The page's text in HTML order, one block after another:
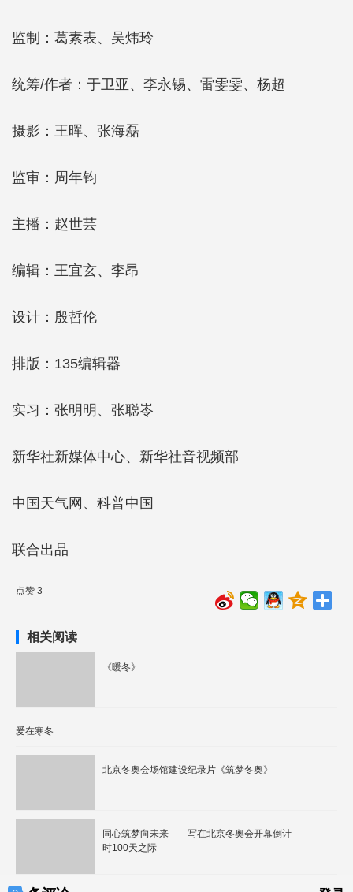
监制：葛素表、吴炜玲
统筹/作者：于卫亚、李永锡、雷雯雯、杨超
摄影：王晖、张海磊
监审：周年钧
主播：赵世芸
编辑：王宜玄、李昂
设计：殷哲伦
排版：135编辑器
实习：张明明、张聪岺
新华社新媒体中心、新华社音视频部
中国天气网、科普中国
联合出品
点赞 3
相关阅读
《暖冬》
爱在寒冬
北京冬奥会场馆建设纪录片《筑梦冬奥》
同心筑梦向未来——写在北京冬奥会开幕倒计
时100天之际